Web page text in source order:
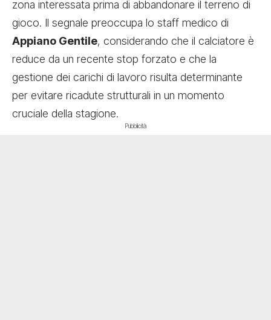
zona interessata prima di abbandonare il terreno di
gioco. Il segnale preoccupa lo staff medico di
Appiano Gentile, considerando che il calciatore è
reduce da un recente stop forzato e che la
gestione dei carichi di lavoro risulta determinante
per evitare ricadute strutturali in un momento
cruciale della stagione.
Pubblicità